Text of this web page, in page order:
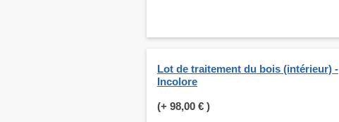
Lot de traitement du bois (intérieur) -
Incolore
(+ 98,00 € )